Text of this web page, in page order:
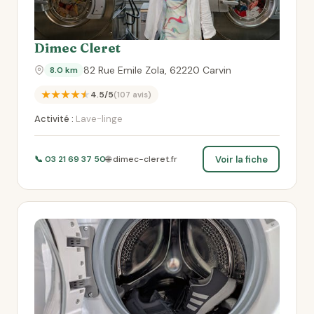
Dimec Cleret
8.0 km 82 Rue Emile Zola, 62220 Carvin
★★★★★4.5/5(107 avis)
Activité : Lave-linge
📞 03 21 69 37 50🌐 dimec-cleret.fr Voir la fiche